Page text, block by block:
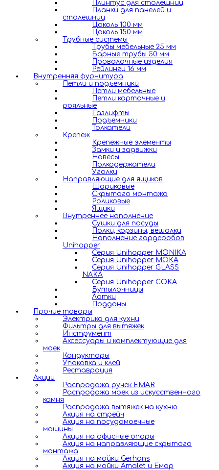
Плинтус для столешниц
Планки для панелей и
столешниц
Цоколь 100 мм
Цоколь 150 мм
Трубные системы
Трубы мебельные 25 мм
Барные трубы 50 мм
Проволочные изделия
Рейлинги 16 мм
Внутренняя фурнитура
Петли и подъемники
Петли мебельные
Петли карточные и
рояльные
Газлифты
Подъемники
Толкатели
Крепеж
Крепежные элементы
Замки и задвижки
Навесы
Полкодержатели
Уголки
Направляющие для ящиков
Шариковые
Скрытого монтажа
Роликовые
Ящики
Внутреннее наполнение
Сушки для посуды
Полки, корзины, вешалки
Наполнение гардеробов
Unihopper
Серия Unihopper MONIKA
Серия Unihopper MOKA
Серия Unihopper GLASS
NAKA
Серия Unihopper COKA
Бутылочницы
Лотки
Поддоны
Прочие товары
Электрика для кухни
Фильтры для вытяжек
Инструмент
Аксессуары и комплектующие для
моек
Кондукторы
Упаковка и клей
Реставрация
Акции
Распродажа ручек EMAR
Распродажа моек из искусственного
камня
Распродажа вытяжек на кухню
Акция на стрейч
Акция на посудомоечные
машины
Акция на офисные опоры
Акция на направляющие скрытого
монтажа
Акция на мойки Gerhans
Акция на мойки Amalet и Емар